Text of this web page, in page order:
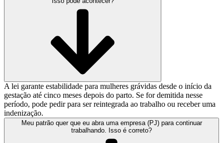
A lei garante estabilidade para mulheres grávidas desde o início da
gestação até cinco meses depois do parto. Se for demitida nesse
período, pode pedir para ser reintegrada ao trabalho ou receber uma
indenização.
Meu patrão quer que eu abra uma empresa (PJ) para continuar
trabalhando. Isso é correto?